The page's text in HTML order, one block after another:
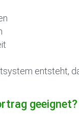
entsteht,
geeignet?